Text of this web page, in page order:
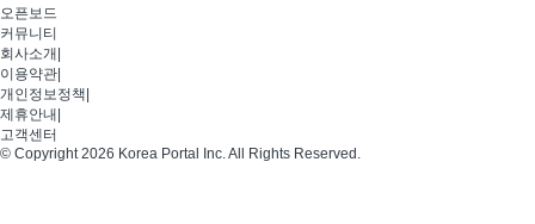
오픈보드
커뮤니티
회사소개
이용약관
개인정보정책
제휴안내
고객센터
© Copyright 2026 Korea Portal Inc. All Rights Reserved.